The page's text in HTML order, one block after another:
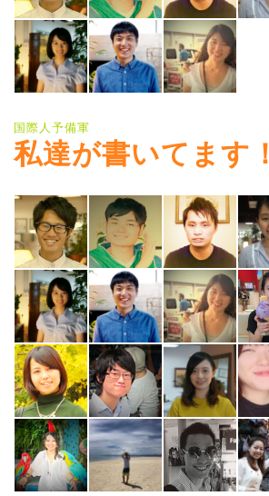
国際人予備軍
私達が書いてます！